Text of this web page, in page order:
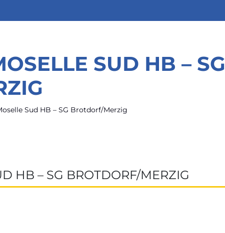
SUD HB – SG
Sud HB – SG Brotdorf/Merzig
HB – SG BROTDORF/MERZIG